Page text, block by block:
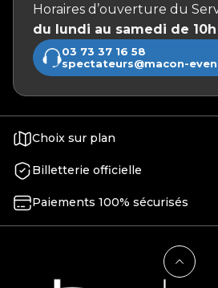
Horaires d’ouverture du
du lundi au samedi de 10h
03 73 37 16 58
spectateurs@macon-
Choix sur plan
Billetterie officielle
Paiements 100% sécurisés